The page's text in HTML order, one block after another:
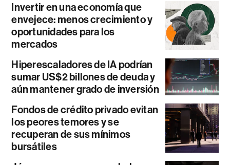
Invertir en una economía que
envejece: menos crecimiento y
oportunidades para los
mercados
Hiperescaladores de IA podrían
sumar US$2 billones de deuda y
aún mantener grado de inversión
Fondos de crédito privado evitan
los peores temores y se
recuperan de sus mínimos
bursátiles